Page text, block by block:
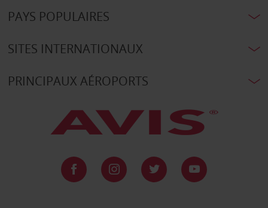
PAYS POPULAIRES
SITES INTERNATIONAUX
PRINCIPAUX AÉROPORTS